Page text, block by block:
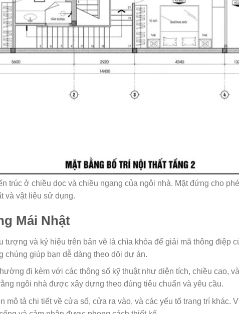
trúc ở chiều dọc và chiều ngang của ngôi nhà. Mặt đứng cho
và vật liệu sử dụng.
Mái Nhật
và ký hiệu trên bản vẽ là chìa khóa để giải mã thông điệp
chúng giúp bạn dễ dàng theo dõi dự án.
đi kèm với các thông số kỹ thuật như diện tích, chiều cao,
ngôi nhà được xây dựng theo đúng tiêu chuẩn và yêu cầu.
mô tả chi tiết về cửa sổ, cửa ra vào, và các yếu tố trang trí khác.